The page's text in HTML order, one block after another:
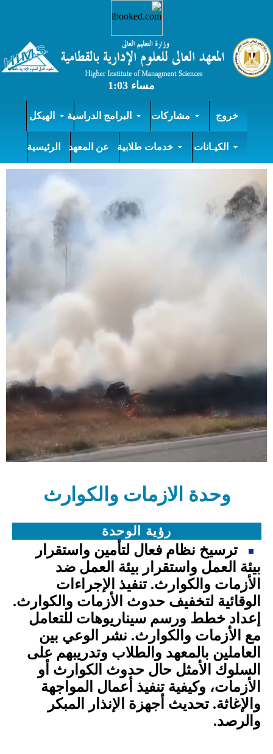
خروج مشاركات البرامج الدراسية الهيكل
الكيـانات خدمات طلابية عن المعهد الرئيسية
وحدة الازمات والكوارث
رؤية الوحدة
ترسيخ نظام فعال لتأمين واستقرار
بيئة العمل واستقرار بيئة العمل ضد
الأزمات والكوارث. تنفيذ الإجراءات
الوقائية لتخفيف حدوث الأزمات والكوارث.
إعداد خطط ورسم سيناريوهات للتعامل
مع الأزمات والكوارث. نشر الوعي بين
العاملين بالمعهد والطلاب وتدريبهم على
السلوك الأمثل حال حدوث الكوارث أو
الأزمات، وكيفية تنفيذ أعمال المواجهة
والإغاثة. تحديث أجهزة الإنذار المبكر
والرصد.